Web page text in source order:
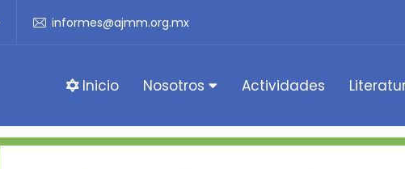
informes@ajmm.org.mx
Inicio Nosotros Actividades